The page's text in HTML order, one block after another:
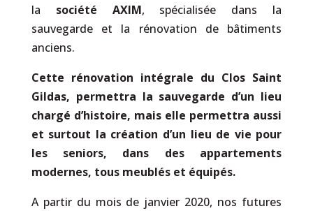
la société AXIM, spécialisée dans la
sauvegarde et la rénovation de bâtiments
anciens.
Cette rénovation intégrale du Clos Saint
Gildas, permettra la sauvegarde d’un lieu
chargé d’histoire, mais elle permettra aussi
et surtout la création d’un lieu de vie pour
les seniors, dans des appartements
modernes, tous meublés et équipés.
A partir du mois de janvier 2020, nos futures